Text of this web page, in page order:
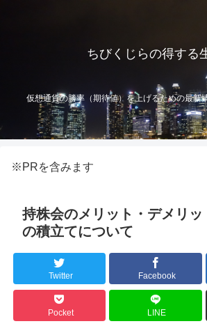
ちびくじらの得する
仮想通貨の勝率（期待値）を上げるための最新
※PRを含みます
持株会のメリット・デメリ
の積立てについて
Twitter Facebook
Pocket LINE